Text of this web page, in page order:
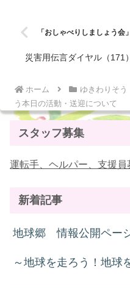
「おしゃべりしましょう会
災害用伝言ダイヤル（171
ホーム ゆきわりそう
う本日の活動・送迎について
スタッフ募集
運転手、ヘルパー、支援員
新着記事
地球郷 情報公開ペー
～地球を走ろう！地